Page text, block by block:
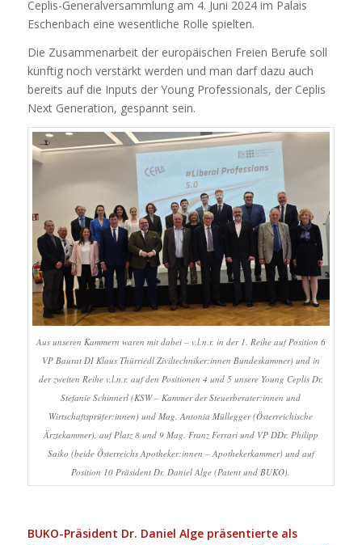
Ceplis-Generalversammlung am 4. Juni 2024 im Palais
Eschenbach eine wesentliche Rolle spielten.
Die Zusammenarbeit der europäischen Freien Berufe soll
künftig noch verstärkt werden und man darf dazu auch
bereits auf die Inputs der Young Professionals, der Ceplis
Next Generation, gespannt sein.
Aus unseren Kammern waren mit dabei – v.l.n.r. in der 1. Reihe auf Position 6
VP Baurat DI Klaus Thürriedl Ziviltechniker:innen Bundeskammer) und in
der zweiten Reihe v.l.n.r. auf den Positionen 4 und 5 unsere Young Ceplis Dr.
Stefanie Schinnerl (KSW – Kammer der Steuerberater:innen und
Wirtschaftsprüfer:innen) und Mag. Antonia Müllegger (Österreichische
Ärztekammer), auf Platz 8 und 9 Mag. Franz Ferrari und VP DDr. Philipp
Saiko (beide Österreichs Apotheker:innen – Apothekerkammer) und auf
Position 10 Präsident Dr. Daniel Alge (Patent und BUKO).
BUKO-Präsident Dr. Daniel Alge präsentierte als